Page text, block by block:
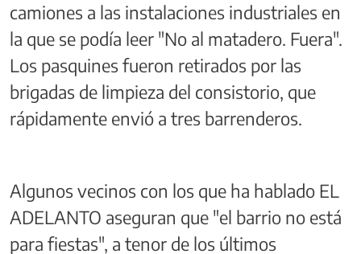
camiones a las instalaciones industriales en
la que se podía leer "No al matadero. Fuera".
Los pasquines fueron retirados por las
brigadas de limpieza del consistorio, que
rápidamente envió a tres barrenderos.
Algunos vecinos con los que ha hablado EL
ADELANTO aseguran que "el barrio no está
para fiestas", a tenor de los últimos